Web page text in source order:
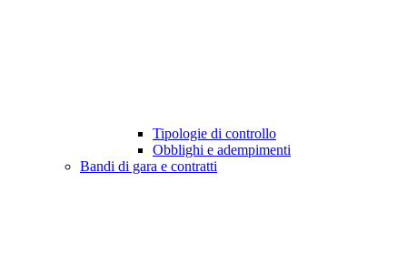
Tipologie di controllo
Obblighi e adempimenti
Bandi di gara e contratti